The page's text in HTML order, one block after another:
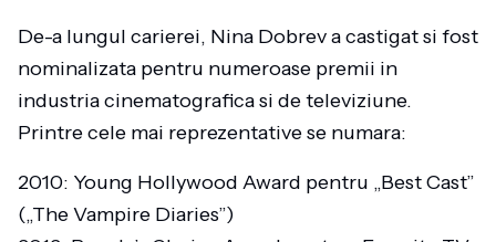
De-a lungul carierei, Nina Dobrev a castigat si fost
nominalizata pentru numeroase premii in
industria cinematografica si de televiziune.
Printre cele mai reprezentative se numara:
2010: Young Hollywood Award pentru „Best Cast”
(„The Vampire Diaries”)